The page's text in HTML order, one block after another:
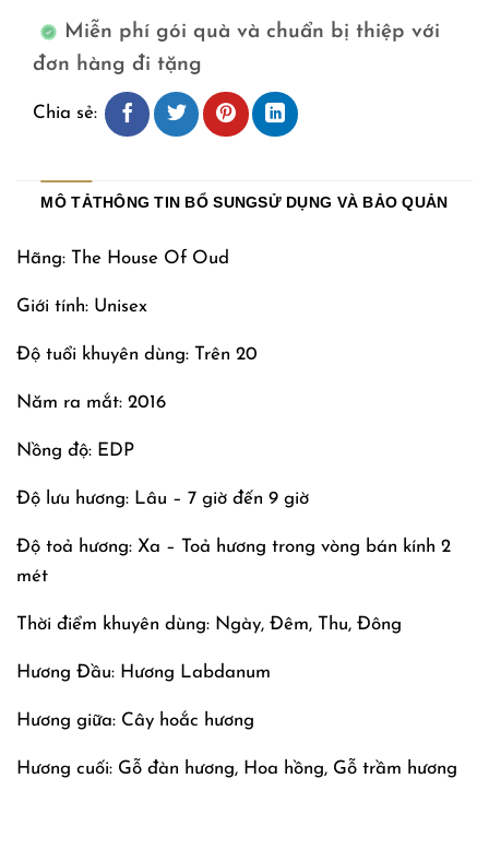
Miễn phí gói quà và chuẩn bị thiệp với
đơn hàng đi tặng
Chia sẻ:
MÔ TẢTHÔNG TIN BỔ SUNGSỬ DỤNG VÀ BẢO QUẢN
Hãng: The House Of Oud
Giới tính: Unisex
Độ tuổi khuyên dùng: Trên 20
Năm ra mắt: 2016
Nồng độ: EDP
Độ lưu hương: Lâu – 7 giờ đến 9 giờ
Độ toả hương: Xa – Toả hương trong vòng bán kính 2
mét
Thời điểm khuyên dùng: Ngày, Đêm, Thu, Đông
Hương Đầu: Hương Labdanum
Hương giữa: Cây hoắc hương
Hương cuối: Gỗ đàn hương, Hoa hồng, Gỗ trầm hương